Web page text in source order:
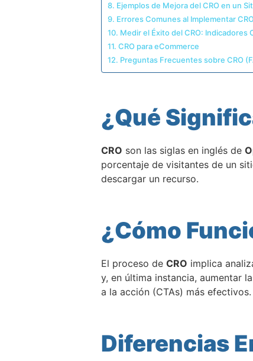
Ejemplos de Mejora del CRO en un
Errores Comunes al Implementar
Medir el Éxito del CRO: Indicadores
CRO para eCommerce
Preguntas Frecuentes sobre CRO
¿Qué
CRO son las siglas en inglés de
porcentaje de visitantes de un
descargar un recurso.
¿Cómo
El proceso de CRO implica
y, en última instancia, aumentar
a la acción (CTAs) más efectivos.
Diferencias